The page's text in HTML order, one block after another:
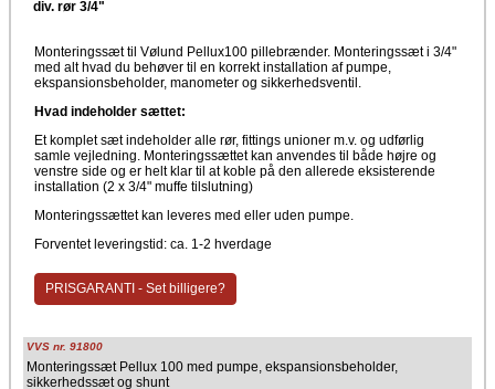
div. rør 3/4"
Monteringssæt til Vølund Pellux100 pillebrænder. Monteringssæt i 3/4"
med alt hvad du behøver til en korrekt installation af pumpe,
ekspansionsbeholder, manometer og sikkerhedsventil.
Hvad indeholder sættet:
Et komplet sæt indeholder alle rør, fittings unioner m.v. og udførlig
samle vejledning. Monteringssættet kan anvendes til både højre og
venstre side og er helt klar til at koble på den allerede eksisterende
installation (2 x 3/4" muffe tilslutning)
Monteringssættet kan leveres med eller uden pumpe.
Forventet leveringstid: ca. 1-2 hverdage
PRISGARANTI - Set billigere?
VVS nr. 91800
Monteringssæt Pellux 100 med pumpe, ekspansionsbeholder,
sikkerhedssæt og shunt